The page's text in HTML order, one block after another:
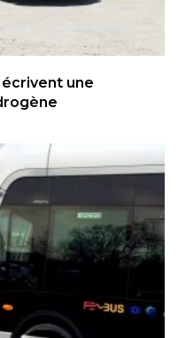
écrivent une